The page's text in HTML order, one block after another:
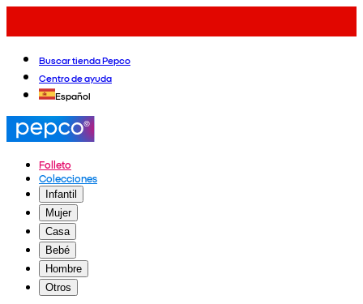
Buscar tienda Pepco
Centro de ayuda
Español
Folleto
Colecciones
Infantil
Mujer
Casa
Bebé
Hombre
Otros